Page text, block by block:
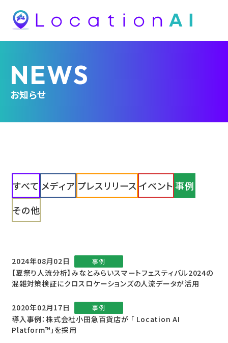
NEWS
お知らせ
すべて メディア プレスリリース イベント 事例
その他
2024年08月02日 事例
【夏祭り人流分析】みなとみらいスマートフェスティバル2024の
混雑対策検証にクロスロケーションズの人流データが活用
2020年02月17日 事例
導入事例：株式会社小田急百貨店が 「 Location AI
Platform™」を採用